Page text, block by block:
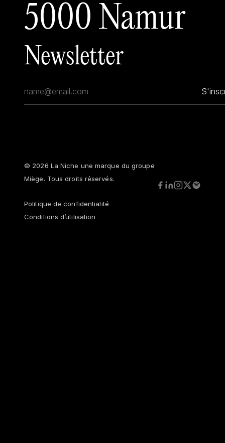
5000 Namur
Newsletter
© 2026 La Niche une marque du groupe
Miège. Tous droits réservés.
Politique de confidentialité
Conditions d’utilisation